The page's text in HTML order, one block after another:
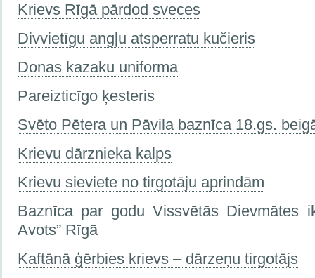
Krievs Rīgā pārdod sveсes
Divvietīgu angļu atsperratu kučieris
Donas kazaku uniforma
Pareizticīgo ķesteris
Svēto Pētera un Pāvila baznīca 18.gs.
Krievu dārznieka kalps
Krievu sieviete no tirgotāju aprindām
Baznīca par godu Vissvētās Dievmātes
Avots” Rīgā
Kaftānā ģērbies krievs – dārzeņu tirgotājs